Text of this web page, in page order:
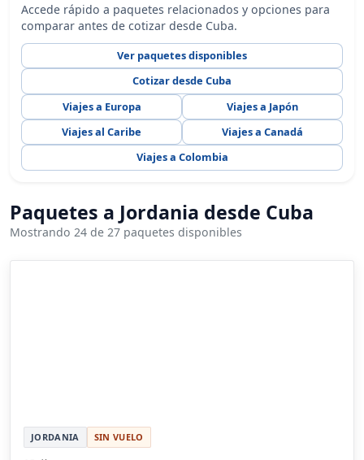
Accede rápido a paquetes relacionados y opciones para
comparar antes de cotizar desde Cuba.
Ver paquetes disponibles
Cotizar desde Cuba
Viajes a Europa
Viajes a Japón
Viajes al Caribe
Viajes a Canadá
Viajes a Colombia
Paquetes a Jordania desde Cuba
Mostrando 24 de 27 paquetes disponibles
JORDANIA SIN VUELO